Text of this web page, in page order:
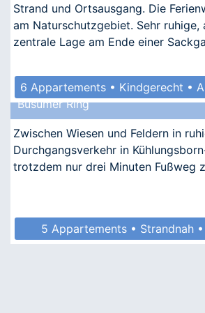
Strand und Ortsausgang. Die
am Naturschutzgebiet. Sehr ruhige,
zentrale Lage am Ende einer
6 Appartements • Kindgerecht •
Büsumer Ring
Zwischen Wiesen und Feldern in
Durchgangsverkehr in
trotzdem nur drei Minuten Fußweg
5 Appartements • Strandnah